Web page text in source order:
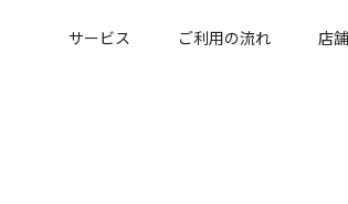
サービス ご利用の流れ 店